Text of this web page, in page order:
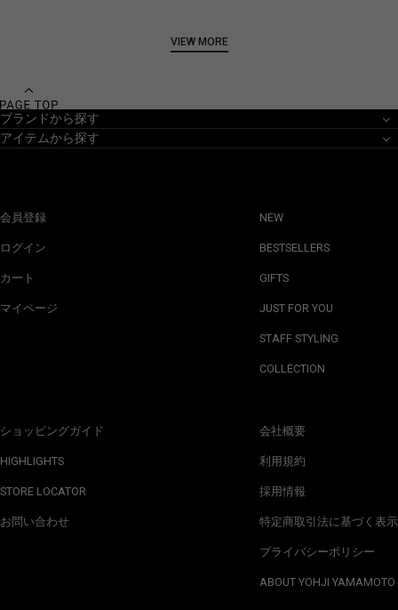
VIEW MORE
ブランドから探す
アイテムから探す
会員登録
ログイン
カート
マイページ
ショッピングガイド
HIGHLIGHTS
STORE LOCATOR
お問い合わせ
NEW
BESTSELLERS
GIFTS
JUST FOR YOU
STAFF STYLING
COLLECTION
会社概要
利用規約
採用情報
特定商取引法に基づく表示
プライバシーポリシー
ABOUT YOHJI YAMAMOTO